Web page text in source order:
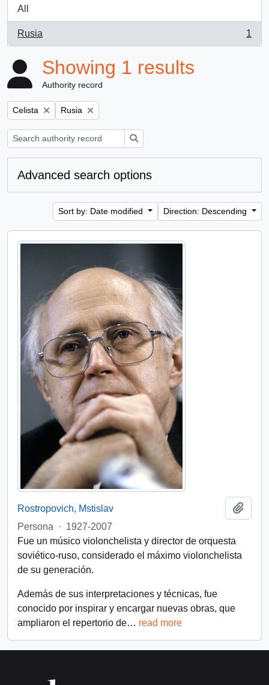
All
Rusia
, 1 results
1
Showing 1 results
Authority record
Remove filter:
Celista Remove filter:
Rusia
Advanced search options
Sort by: Date modified Direction: Descending
Rostropovich, Mstislav
Persona
· 1927-2007
Fue un músico violonchelista y director de orquesta
soviético-ruso, considerado el máximo violonchelista
de su generación.
Además de sus interpretaciones y técnicas, fue
conocido por inspirar y encargar nuevas obras, que
ampliaron el repertorio de… read more